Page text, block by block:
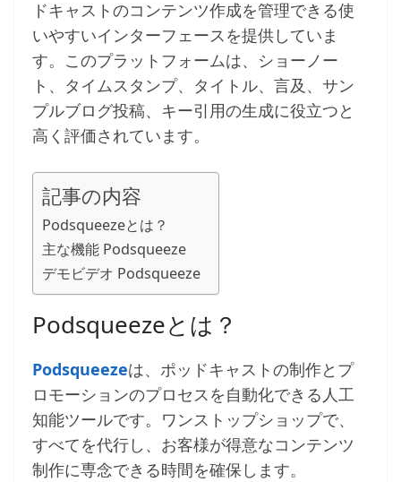
ドキャストのコンテンツ作成を管理できる使
いやすいインターフェースを提供していま
す。このプラットフォームは、ショーノー
ト、タイムスタンプ、タイトル、言及、サン
プルブログ投稿、キー引用の生成に役立つと
高く評価されています。
記事の内容
Podsqueezeとは？
主な機能 Podsqueeze
デモビデオ Podsqueeze
Podsqueezeとは？
Podsqueezeは、ポッドキャストの制作とプ
ロモーションのプロセスを自動化できる人工
知能ツールです。ワンストップショップで、
すべてを代行し、お客様が得意なコンテンツ
制作に専念できる時間を確保します。